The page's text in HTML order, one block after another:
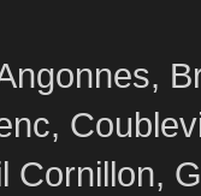
Cornillon,